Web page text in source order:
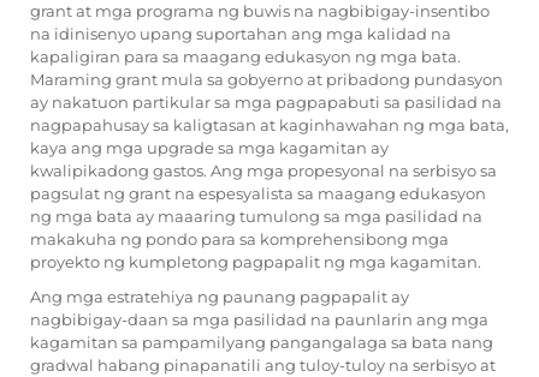
grant at mga programa ng buwis na nagbibigay-insentibo
na idinisenyo upang suportahan ang mga kalidad na
kapaligiran para sa maagang edukasyon ng mga bata.
Maraming grant mula sa gobyerno at pribadong pundasyon
ay nakatuon partikular sa mga pagpapabuti sa pasilidad na
nagpapahusay sa kaligtasan at kaginhawahan ng mga bata,
kaya ang mga upgrade sa mga kagamitan ay
kwalipikadong gastos. Ang mga propesyonal na serbisyo sa
pagsulat ng grant na espesyalista sa maagang edukasyon
ng mga bata ay maaaring tumulong sa mga pasilidad na
makakuha ng pondo para sa komprehensibong mga
proyekto ng kumpletong pagpapalit ng mga kagamitan.
Ang mga estratehiya ng paunang pagpapalit ay
nagbibigay-daan sa mga pasilidad na paunlarin ang mga
kagamitan sa pampamilyang pangangalaga sa bata nang
gradwal habang pinapanatili ang tuloy-tuloy na serbisyo at